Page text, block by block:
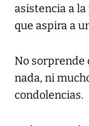
asistencia a
que aspira a
No sorprende
nada, ni
condolencias.